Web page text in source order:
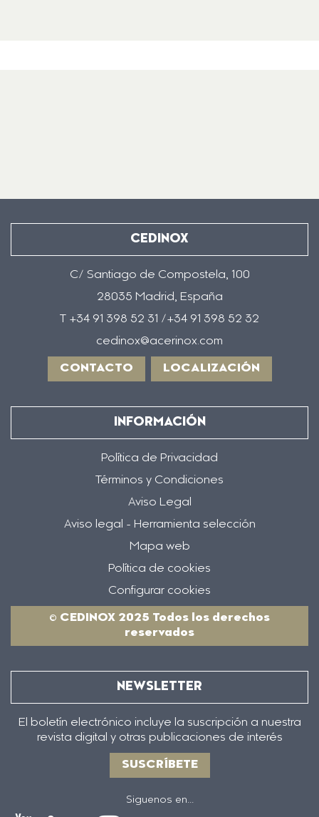
CEDINOX
C/ Santiago de Compostela, 100
28035 Madrid, España
T +34 91 398 52 31 /+34 91 398 52 32
cedinox@acerinox.com
CONTACTO LOCALIZACIÓN
INFORMACIÓN
Política de Privacidad
Términos y Condiciones
Aviso Legal
Aviso legal - Herramienta selección
Mapa web
Política de cookies
Configurar cookies
© CEDINOX 2025 Todos los derechos
reservados
NEWSLETTER
El boletín electrónico incluye la suscripción a nuestra
revista digital y otras publicaciones de interés
SUSCRÍBETE
Siguenos en...